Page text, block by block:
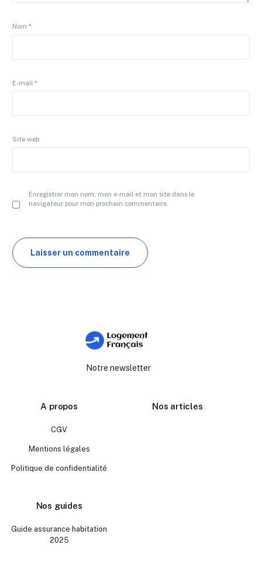
Nom*
E-mail*
Site web
Enregistrer mon nom, mon e-mail et mon site dans le
navigateur pour mon prochain commentaire.
Notre newsletter
A propos
CGV
Mentions légales
Politique de confidentialité
Nos articles
Nos guides
Guide assurance habitation
2025